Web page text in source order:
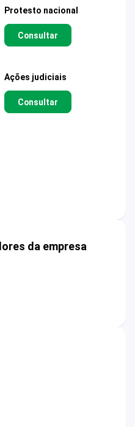
Protesto nacional
Consultar
Ações judiciais
Consultar
da empresa